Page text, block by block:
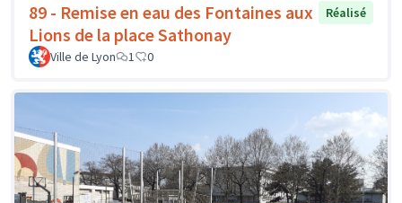
89 - Remise en eau des Fontaines aux
Lions de la place Sathonay
Réalisé
Ville de Lyon 1 0